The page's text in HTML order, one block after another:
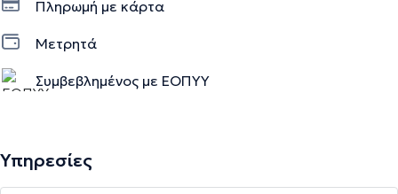
Πληρωμή με κάρτα
Μετρητά
Συμβεβλημένος με ΕΟΠΥΥ
Υπηρεσίες